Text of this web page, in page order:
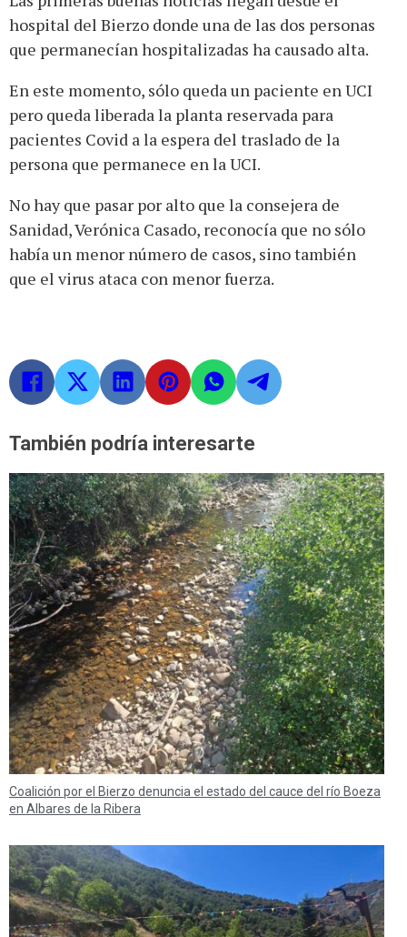
hospital del Bierzo donde una de las dos personas
que permanecían hospitalizadas ha causado alta.
En este momento, sólo queda un paciente en UCI
pero queda liberada la planta reservada para
pacientes Covid a la espera del traslado de la
persona que permanece en la UCI.
No hay que pasar por alto que la consejera de
Sanidad, Verónica Casado, reconocía que no sólo
había un menor número de casos, sino también
que el virus ataca con menor fuerza.
También podría interesarte
Coalición por el Bierzo denuncia el estado del cauce del río Boeza
en Albares de la Ribera